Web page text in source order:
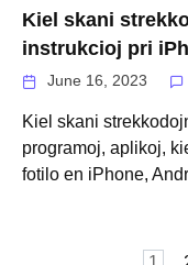
Kiel skani
instrukcioj pri
June 16, 2023
Kiel skani
programoj, aplikoj,
fotilo en iPhone,